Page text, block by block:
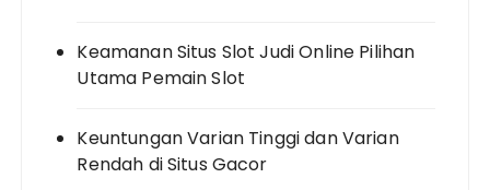
Keamanan Situs Slot Judi Online Pilihan
Utama Pemain Slot
Keuntungan Varian Tinggi dan Varian
Rendah di Situs Gacor